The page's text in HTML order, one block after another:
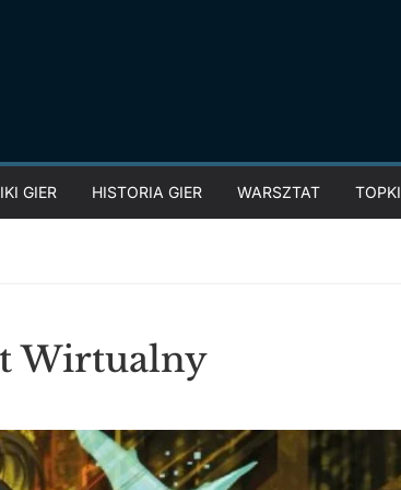
GIER HISTORIA GIER WARSZTAT TOPKI
Wirtualny